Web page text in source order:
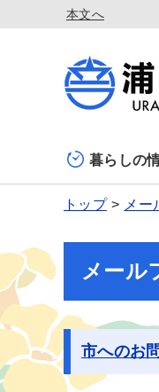
本文へ
暮らしの
トップ メー
メール
市へのお